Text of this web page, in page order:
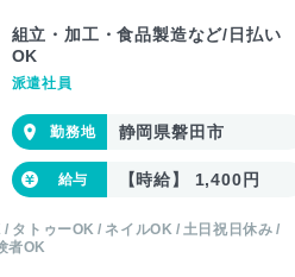
組立・加工・食品製造など/日払い
OK
派遣社員
静岡県磐田市
【時給】 1,400円
タトゥーOK ネイルOK
土日祝日休み
者OK